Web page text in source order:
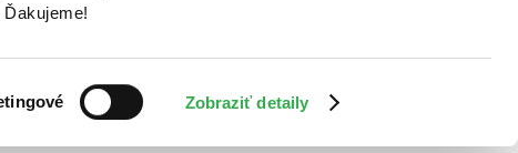
Zobraziť detaily